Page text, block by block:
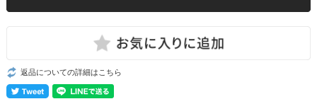
返品についての詳細はこちら